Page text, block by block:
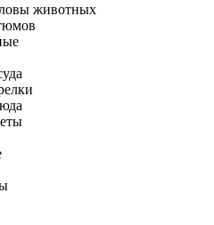
животных